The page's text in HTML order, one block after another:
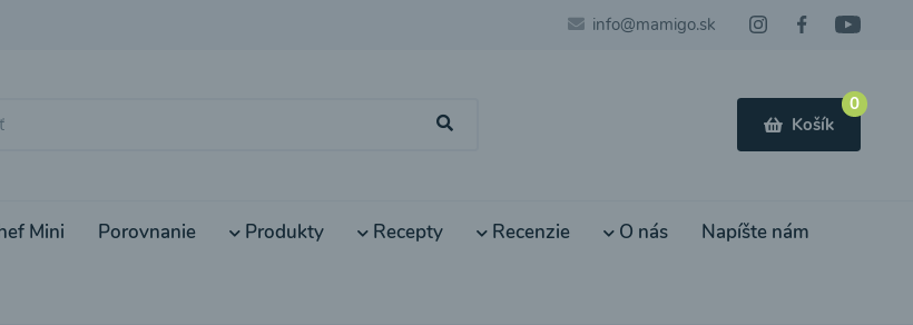
info@mamigo.sk
0
Košík
Mini Porovnanie Produkty Recepty Recenzie O nás Napíšte nám